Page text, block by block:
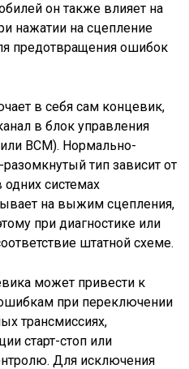
он также влияет на
нажатии на сцепление
предотвращения ошибок
в себя сам концевик,
в блок управления
BCM). Нормально-
тип зависит от
одних системах
на выжим сцепления,
при диагностике или
штатной схеме.
может привести к
ошибкам при переключении
трансмиссиях,
старт-стоп или
Для исключения